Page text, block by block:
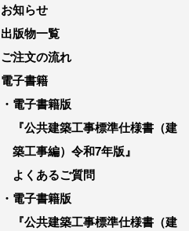
お知らせ
出版物一覧
ご注文の流れ
電子書籍
電子書籍版
『公共建築工事標準仕様書（建
築工事編）令和7年版』
よくあるご質問
電子書籍版
『公共建築工事標準仕様書（建